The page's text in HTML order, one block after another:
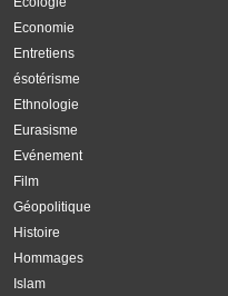
Economie
Entretiens
ésotérisme
Ethnologie
Eurasisme
Evénement
Film
Géopolitique
Histoire
Hommages
Islam